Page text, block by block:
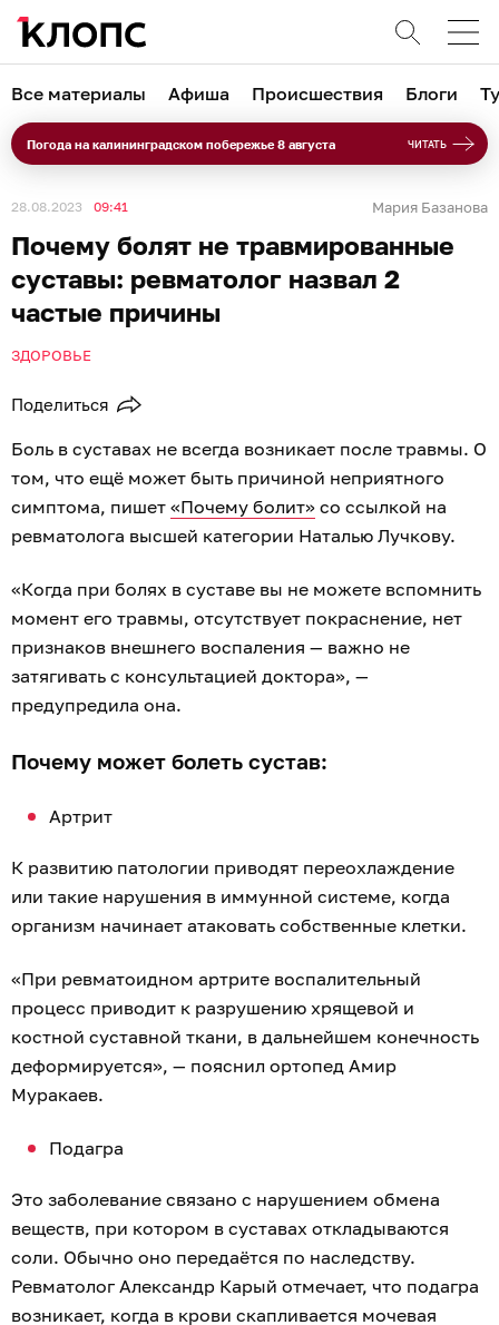
Все материалы Афиша Происшествия Блоги
Погода на калининградском побережье 8 августа ЧИТАТЬ
28.08.2023 09:41 Мария Базанова
Почему болят не травмированные
суставы: ревматолог назвал 2
частые причины
ЗДОРОВЬЕ
Поделиться
Боль в суставах не всегда возникает после травмы. О
том, что ещё может быть причиной неприятного
симптома, пишет «Почему болит» со ссылкой на
ревматолога высшей категории Наталью Лучкову.
«Когда при болях в суставе вы не можете вспомнить
момент его травмы, отсутствует покраснение, нет
признаков внешнего воспаления — важно не
затягивать с консультацией доктора», —
предупредила она.
Почему может болеть сустав:
Артрит
К развитию патологии приводят переохлаждение
или такие нарушения в иммунной системе, когда
организм начинает атаковать собственные клетки.
«При ревматоидном артрите воспалительный
процесс приводит к разрушению хрящевой и
костной суставной ткани, в дальнейшем конечность
деформируется», — пояснил ортопед Амир
Муракаев.
Подагра
Это заболевание связано с нарушением обмена
веществ, при котором в суставах откладываются
соли. Обычно оно передаётся по наследству.
Ревматолог Александр Карый отмечает, что подагра
возникает, когда в крови скапливается мочевая